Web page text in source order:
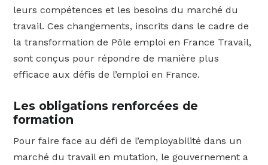
leurs compétences et les besoins du marché du
travail. Ces changements, inscrits dans le cadre de
la transformation de Pôle emploi en France Travail,
sont conçus pour répondre de manière plus
efficace aux défis de l’emploi en France.
Les obligations renforcées de
formation
Pour faire face au défi de l’employabilité dans un
marché du travail en mutation, le gouvernement a